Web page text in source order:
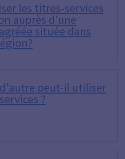
les titres-services
auprès d'une
située dans
peut-il utiliser
?